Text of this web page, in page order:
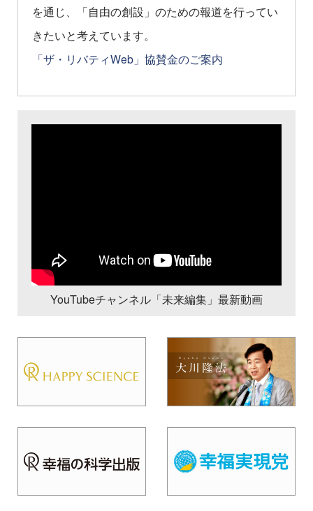
を通じ、「自由の創設」のための報道を行ってい
きたいと考えています。
「ザ・リバティWeb」協賛金のご案内
YouTubeチャンネル「未来編集」最新動画